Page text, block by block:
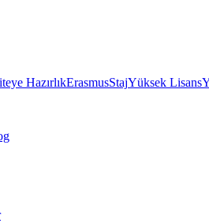
HazırlıkErasmusStajYüksek Lisans